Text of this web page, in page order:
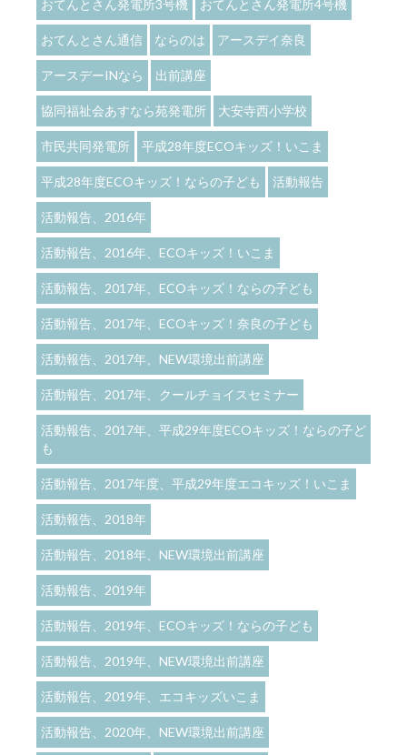
おてんとさん発電所3号機 おてんとさん発電所4号機
おてんとさん通信 ならのは アースデイ奈良
アースデーINなら 出前講座
協同福祉会あすなら苑発電所 大安寺西小学校
市民共同発電所 平成28年度ECOキッズ！いこま
平成28年度ECOキッズ！ならの子ども 活動報告
活動報告、2016年
活動報告、2016年、ECOキッズ！いこま
活動報告、2017年、ECOキッズ！ならの子ども
活動報告、2017年、ECOキッズ！奈良の子ども
活動報告、2017年、NEW環境出前講座
活動報告、2017年、クールチョイスセミナー
活動報告、2017年、平成29年度ECOキッズ！ならの子ど
も
活動報告、2017年度、平成29年度エコキッズ！いこま
活動報告、2018年
活動報告、2018年、NEW環境出前講座
活動報告、2019年
活動報告、2019年、ECOキッズ！ならの子ども
活動報告、2019年、NEW環境出前講座
活動報告、2019年、エコキッズいこま
活動報告、2020年、NEW環境出前講座